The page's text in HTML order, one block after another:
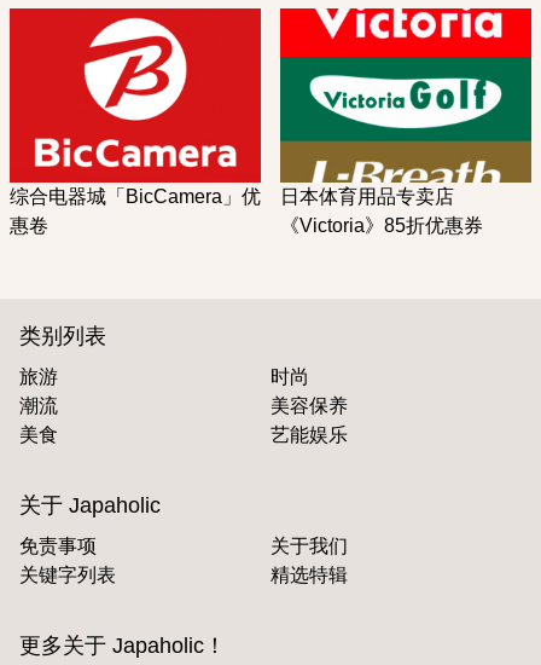
综合电器城「BicCamera」优
惠卷
日本体育用品专卖店
《Victoria》85折优惠券
类别列表
旅游
时尚
潮流
美容保养
美食
艺能娱乐
关于 Japaholic
免责事项
关于我们
关键字列表
精选特辑
更多关于 Japaholic！